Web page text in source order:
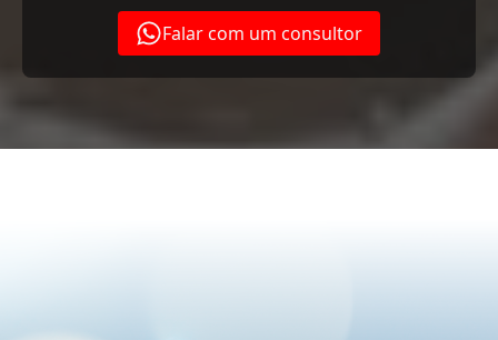
Falar com um consultor